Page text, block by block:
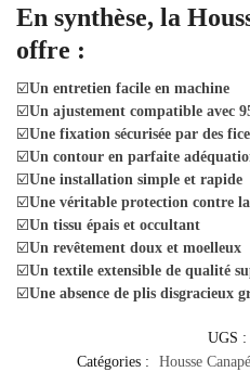
En synthèse, la
offre :
☑️Un entretien facile en machine
☑️Un ajustement compatible avec
☑️Une fixation sécurisée par des
☑️Un contour en parfaite
☑️Une installation simple et rapide
☑️Une véritable protection contre la
☑️Un tissu épais et occultant
☑️Un revêtement doux et moelleux
☑️Un textile extensible de qualité
☑️Une absence de plis disgracieux
UGS :
Catégories :
Housse Canapé